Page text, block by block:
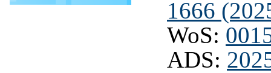
1666
WoS:
ADS: